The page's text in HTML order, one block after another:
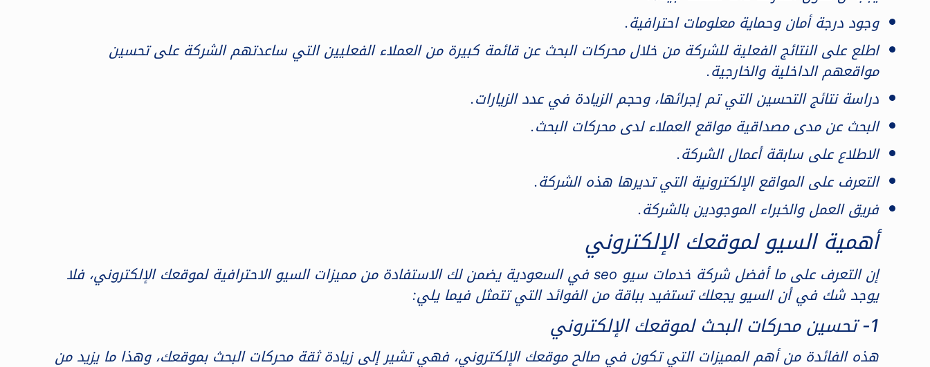
وجود درجة أمان وحماية معلومات احترافية.
اطلع على النتائج الفعلية للشركة من خلال محركات البحث عن قائمة كبيرة من العملاء الفعليين التي ساعدتهم الشركة على تحسين
مواقعهم الداخلية والخارجية.
دراسة نتائج التحسين التي تم إجرائها، وحجم الزيادة في عدد الزيارات.
البحث عن مدى مصداقية مواقع العملاء لدى محركات البحث.
الاطلاع على سابقة أعمال الشركة.
التعرف على المواقع الإلكترونية التي تديرها هذه الشركة.
فريق العمل والخبراء الموجودين بالشركة.
أهمية السيو لموقعك الإلكتروني
إن التعرف على ما أفضل شركة خدمات سيو seo في السعودية يضمن لك الاستفادة من مميزات السيو الاحترافية لموقعك الإلكتروني، فلا
يوجد شك في أن السيو يجعلك تستفيد بباقة من الفوائد التي تتمثل فيما يلي:
1- تحسين محركات البحث لموقعك الإلكتروني
هذه الفائدة من أهم المميزات التي تكون في صالح موقعك الإلكتروني، فهي تشير إلى زيادة ثقة محركات البحث بموقعك، وهذا ما يزيد من